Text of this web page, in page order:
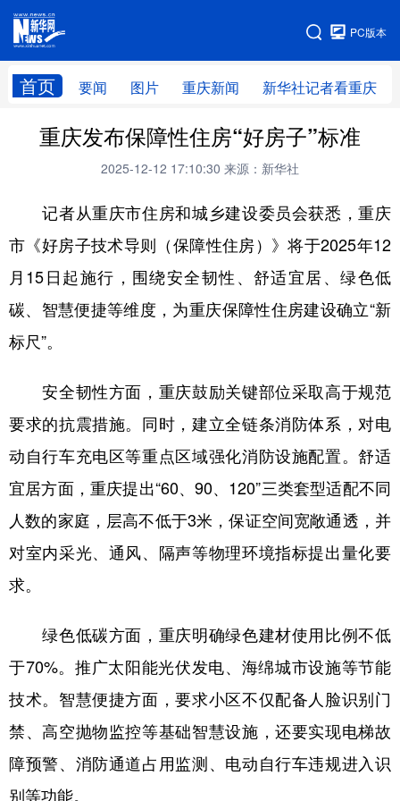
PC版本
首页 要闻 图片 重庆新闻 新华社记者看重庆
网站地图
重庆发布保障性住房“好房子”标准
2025-12-12 17:10:30 来源：新华社
记者从重庆市住房和城乡建设委员会获悉，重庆
市《好房子技术导则（保障性住房）》将于2025年12
月15日起施行，围绕安全韧性、舒适宜居、绿色低
碳、智慧便捷等维度，为重庆保障性住房建设确立“新
标尺”。
安全韧性方面，重庆鼓励关键部位采取高于规范
要求的抗震措施。同时，建立全链条消防体系，对电
动自行车充电区等重点区域强化消防设施配置。舒适
宜居方面，重庆提出“60、90、120”三类套型适配不同
人数的家庭，层高不低于3米，保证空间宽敞通透，并
对室内采光、通风、隔声等物理环境指标提出量化要
求。
绿色低碳方面，重庆明确绿色建材使用比例不低
于70%。推广太阳能光伏发电、海绵城市设施等节能
技术。智慧便捷方面，要求小区不仅配备人脸识别门
禁、高空抛物监控等基础智慧设施，还要实现电梯故
障预警、消防通道占用监测、电动自行车违规进入识
别等功能。